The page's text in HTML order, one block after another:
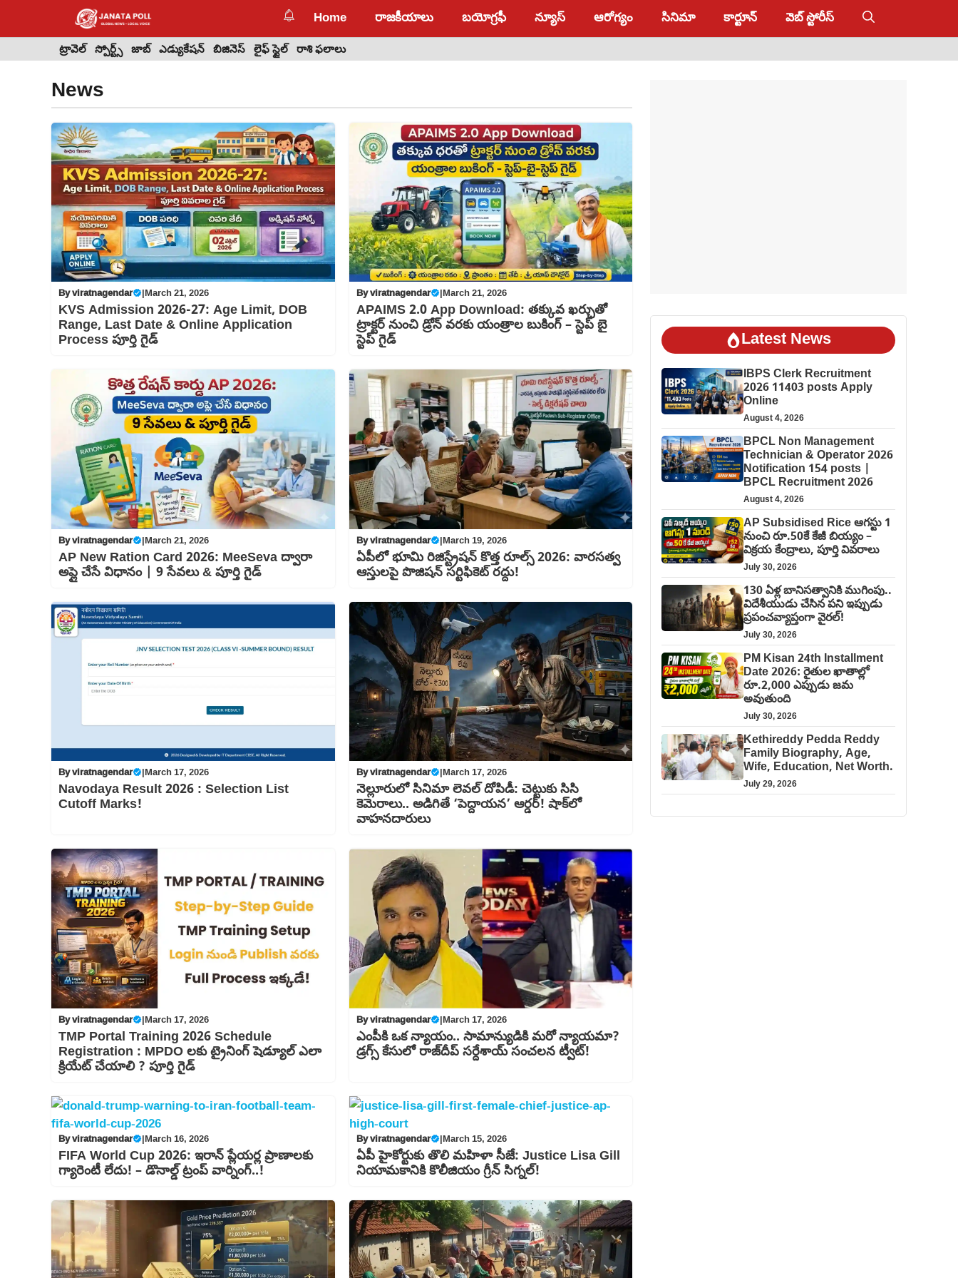
content
Home రాజకీయాలు బయోగ్రఫీ న్యూస్ ఆరోగ్యం సినిమా కార్టూన్ వెబ్ స్టోరీస్
ట్రావెల్ స్పోర్ట్స్ జాబ్ ఎడ్యుకేషన్ బిజినెస్ లైఫ్ స్టైల్ రాశి ఫలాలు
News
Byviratnagendar |March 21, 2026
KVS Admission 2026-27: Age Limit, DOB
Range, Last Date & Online Application
Process పూర్తి గైడ్
Byviratnagendar |March 21, 2026
APAIMS 2.0 App Download: తక్కువ ఖర్చుతో
ట్రాక్టర్ నుంచి డ్రోన్ వరకు యంత్రాల బుకింగ్ – స్టెప్ బై
స్టెప్ గైడ్
Byviratnagendar |March 21, 2026
AP New Ration Card 2026: MeeSeva ద్వారా
అప్లై చేసే విధానం | 9 సేవలు & పూర్తి గైడ్
Byviratnagendar |March 19, 2026
ఏపీలో భూమి రిజిస్ట్రేషన్ కొత్త రూల్స్ 2026: వారసత్వ
ఆస్తులపై పొజిషన్ సర్టిఫికెట్ రద్దు!
Byviratnagendar |March 17, 2026
Navodaya Result 2026 : Selection List
Cutoff Marks!
Byviratnagendar |March 17, 2026
నెల్లూరులో సినిమా లెవల్ దోపిడీ: చెట్టుకు సిసి
కెమెరాలు.. అడిగితే ‘పెద్దాయన’ ఆర్డర్! షాక్‌లో
వాహనదారులు
Byviratnagendar |March 17, 2026
TMP Portal Training 2026 Schedule
Registration : MPDO లకు ట్రైనింగ్ షెడ్యూల్ ఎలా
క్రియేట్ చేయాలి ? పూర్తి గైడ్
Byviratnagendar |March 17, 2026
ఎంపీకి ఒక న్యాయం.. సామాన్యుడికి మరో న్యాయమా?
డ్రగ్స్ కేసులో రాజ్‍దీప్ సర్దేశాయ్ సంచలన ట్వీట్!
Byviratnagendar |March 16, 2026
FIFA World Cup 2026: ఇరాన్ ప్లేయర్ల ప్రాణాలకు
గ్యారెంటీ లేదు! – డొనాల్డ్ ట్రంప్ వార్నింగ్..!
Byviratnagendar |March 15, 2026
ఏపీ హైకోర్టుకు తొలి మహిళా సీజే: Justice Lisa Gill
నియామకానికి కొలీజియం గ్రీన్ సిగ్నల్!
Latest News
IBPS Clerk Recruitment
2026 11403 posts Apply
Online
August 4, 2026
BPCL Non Management
Technician & Operator 2026
Notification 154 posts |
BPCL Recruitment 2026
August 4, 2026
AP Subsidised Rice ఆగస్టు 1
నుంచి రూ.50కే కేజీ బియ్యం –
విక్రయ కేంద్రాలు, పూర్తి వివరాలు
July 30, 2026
130 ఏళ్ల బానిసత్వానికి ముగింపు..
విదేశీయుడు చేసిన పని ఇప్పుడు
ప్రపంచవ్యాప్తంగా వైరల్!
July 30, 2026
PM Kisan 24th Installment
Date 2026: రైతుల ఖాతాల్లో
రూ.2,000 ఎప్పుడు జమ
అవుతుంది
July 30, 2026
Kethireddy Pedda Reddy
Family Biography, Age,
Wife, Education, Net Worth.
July 29, 2026